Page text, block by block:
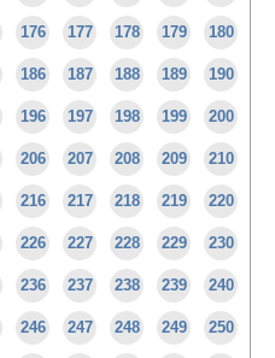
176 177 178 179 180
186 187 188 189 190
196 197 198 199 200
206 207 208 209 210
216 217 218 219 220
226 227 228 229 230
236 237 238 239 240
246 247 248 249 250